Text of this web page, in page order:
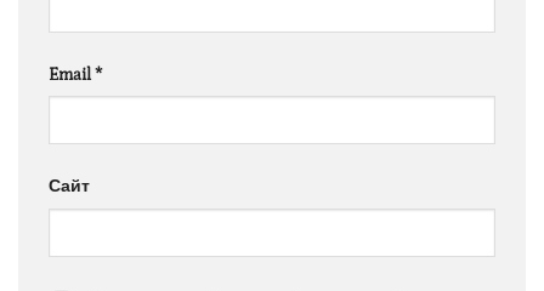
Email*
Сайт